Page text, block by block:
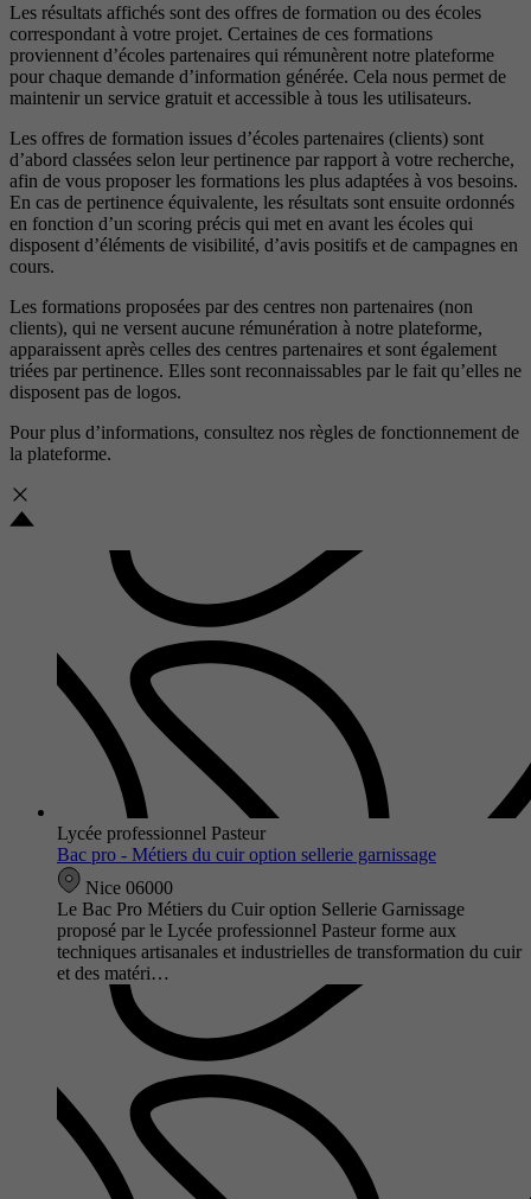
Les résultats affichés sont des offres de formation ou des écoles
correspondant à votre projet. Certaines de ces formations
proviennent d’écoles partenaires qui rémunèrent notre plateforme
pour chaque demande d’information générée. Cela nous permet de
maintenir un service gratuit et accessible à tous les utilisateurs.
Les offres de formation issues d’écoles partenaires (clients) sont
d’abord classées selon leur pertinence par rapport à votre recherche,
afin de vous proposer les formations les plus adaptées à vos besoins.
En cas de pertinence équivalente, les résultats sont ensuite ordonnés
en fonction d’un scoring précis qui met en avant les écoles qui
disposent d’éléments de visibilité, d’avis positifs et de campagnes en
cours.
Les formations proposées par des centres non partenaires (non
clients), qui ne versent aucune rémunération à notre plateforme,
apparaissent après celles des centres partenaires et sont également
triées par pertinence. Elles sont reconnaissables par le fait qu’elles ne
disposent pas de logos.
Pour plus d’informations, consultez nos règles de fonctionnement de
la plateforme.
Lycée professionnel Pasteur
Bac pro - Métiers du cuir option sellerie garnissage
Nice 06000
Le Bac Pro Métiers du Cuir option Sellerie Garnissage
proposé par le Lycée professionnel Pasteur forme aux
techniques artisanales et industrielles de transformation du cuir
et des matéri…